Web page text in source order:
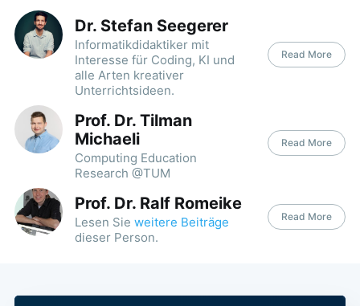
Dr. Stefan Seegerer
Informatikdidaktiker mit
Interesse für Coding, KI und
alle Arten kreativer
Unterrichtsideen.
Read More
Prof. Dr. Tilman
Michaeli
Computing Education
Research @TUM
Read More
Prof. Dr. Ralf Romeike
Lesen Sie weitere Beiträge
dieser Person.
Read More